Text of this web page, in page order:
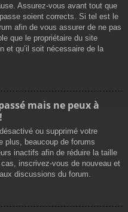
Assurez-vous avant tout que
soient corrects. Si tel est le
afin de vous assurer de ne pas
que le propriétaire du site
et qu’il soit nécessaire de la
mais ne peux à
ou supprimé votre
plus, beaucoup de forums
inactifs afin de réduire la taille
inscrivez-vous de nouveau et
discussions du forum.